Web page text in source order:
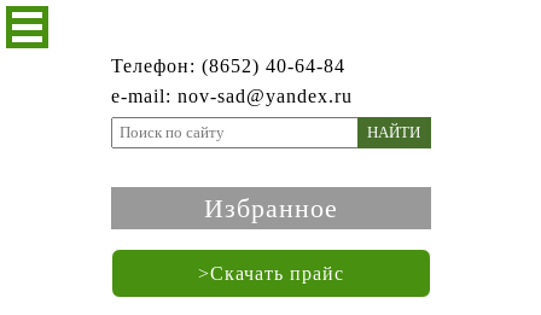
Телефон: (8652) 40-64-84
e-mail: nov-sad@yandex.ru
НАЙТИ
Избранное
>Скачать прайс